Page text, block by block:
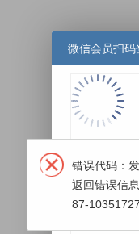
微信会员扫码